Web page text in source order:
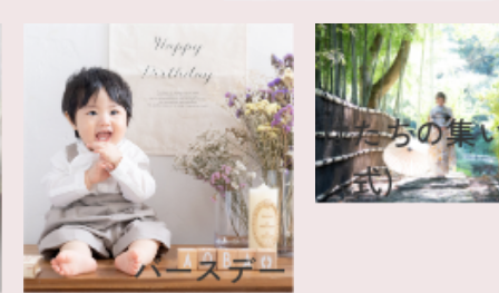
ィ バースデー
はたち
人式)